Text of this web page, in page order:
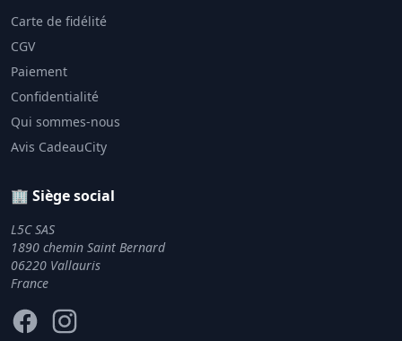
Carte de fidélité
CGV
Paiement
Confidentialité
Qui sommes-nous
Avis CadeauCity
🏢 Siège social
L5C SAS
1890 chemin Saint Bernard
06220 Vallauris
France
FacebookInstagram